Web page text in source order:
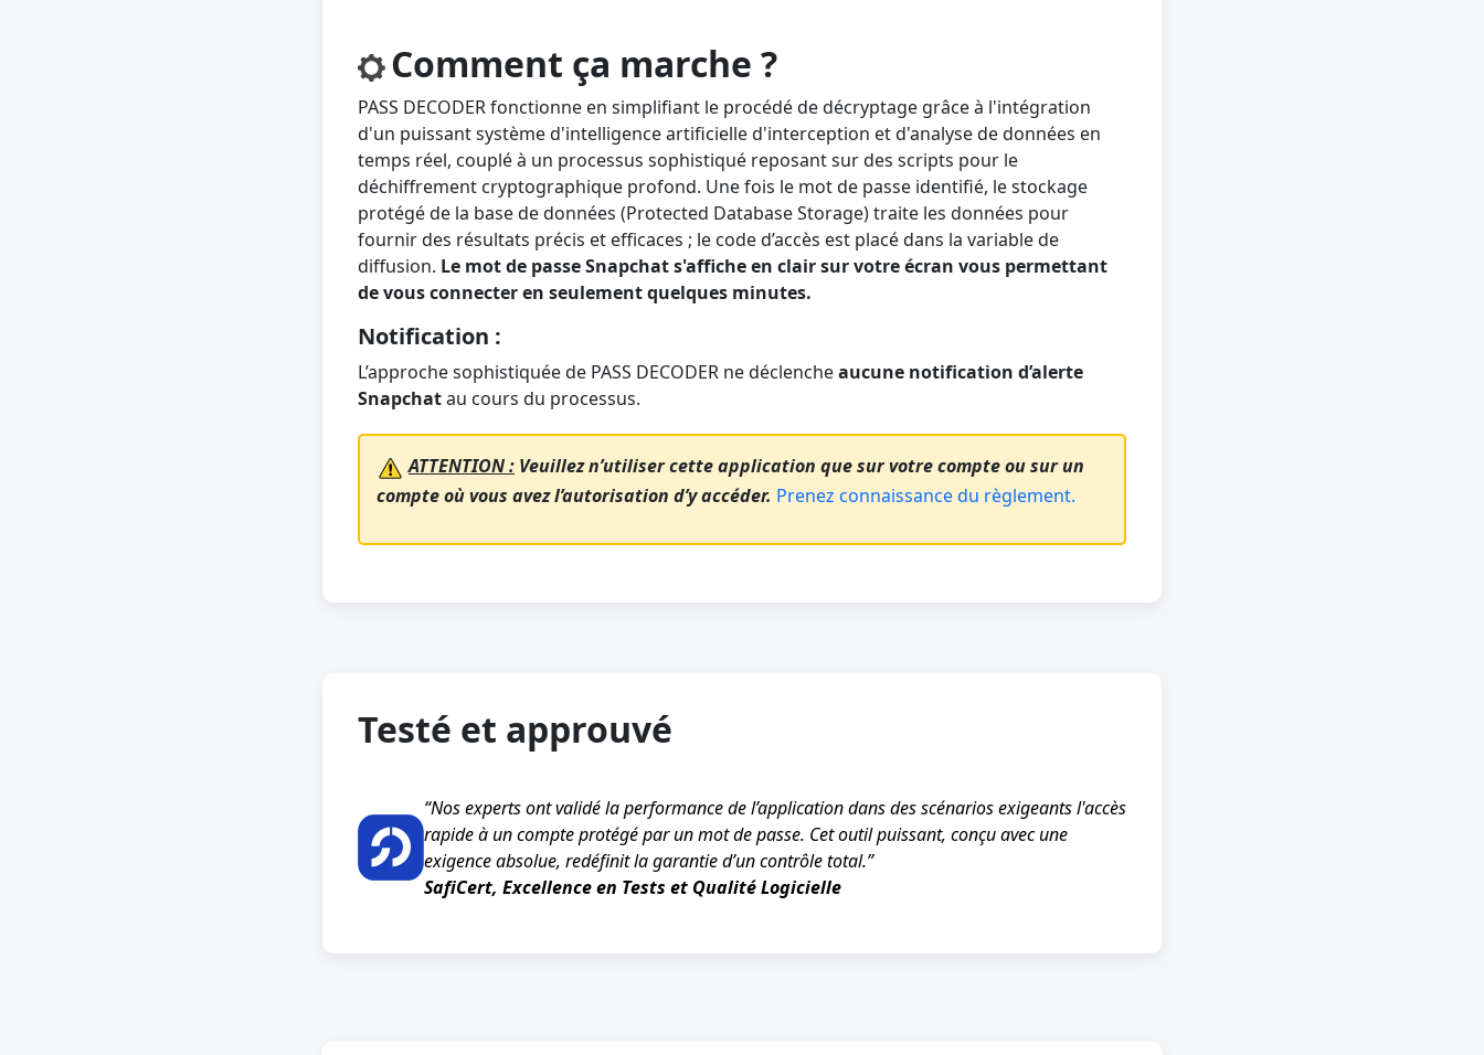
Comment ça marche ?
PASS DECODER fonctionne en simplifiant le procédé de décryptage grâce à l'intégration
d'un puissant système d'intelligence artificielle d'interception et d'analyse de données en
temps réel, couplé à un processus sophistiqué reposant sur des scripts pour le
déchiffrement cryptographique profond. Une fois le mot de passe identifié, le stockage
protégé de la base de données (Protected Database Storage) traite les données pour
fournir des résultats précis et efficaces ; le code d’accès est placé dans la variable de
diffusion. Le mot de passe Snapchat s'affiche en clair sur votre écran vous permettant
de vous connecter en seulement quelques minutes.
Notification :
L’approche sophistiquée de PASS DECODER ne déclencheaucune notification d’alerte
Snapchatau cours du processus.
ATTENTION : Veuillez n’utiliser cette application que sur votre compte ou sur un
compte où vous avez l’autorisation d’y accéder. Prenez connaissance du règlement.
Testé et approuvé
“Nos experts ont validé la performance de l’application dans des scénarios exigeants l'accès
rapide à un compte protégé par un mot de passe. Cet outil puissant, conçu avec une
exigence absolue, redéfinit la garantie d’un contrôle total.”
SafiCert, Excellence en Tests et Qualité Logicielle